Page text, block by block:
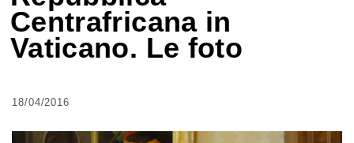
Centrafricana in
Vaticano. Le foto
18/04/2016